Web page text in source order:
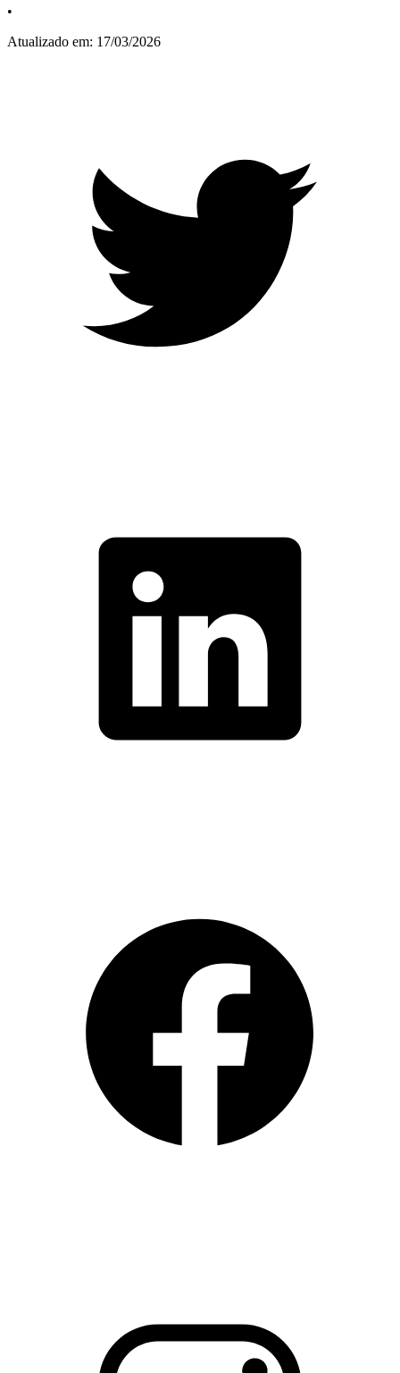
•
Atualizado em: 17/03/2026